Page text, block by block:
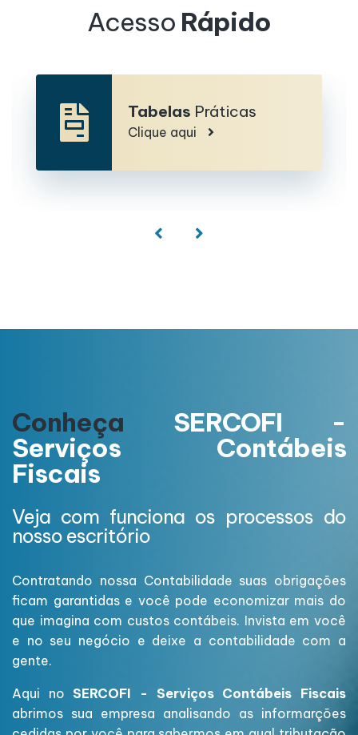
Acesso Rápido
Tabelas Práticas
Clique aqui
Conheça SERCOFI -
Serviços Contábeis
Fiscais
Veja com funciona os processos do
nosso escritório
Contratando nossa Contabilidade suas obrigações
ficam garantidas e você pode economizar mais do
que imagina com custos contábeis. Invista em você
e no seu negócio e deixe a contabilidade com a
gente.
Aqui no SERCOFI - Serviços Contábeis Fiscais
abrimos sua empresa analisando as informarções